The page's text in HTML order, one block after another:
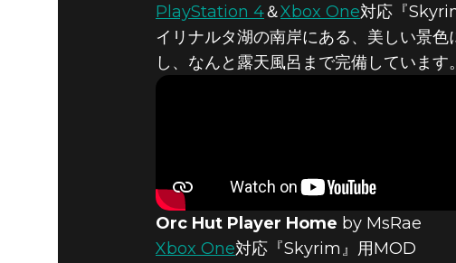
FALLOUT 4
PlayStation 4＆Xbox One対応『
イリナルタ湖の南岸にある、美しい景
し、なんと露天風呂まで完備しています。
Orc Hut Player Home by MsRae
Xbox One対応『Skyrim』用MOD